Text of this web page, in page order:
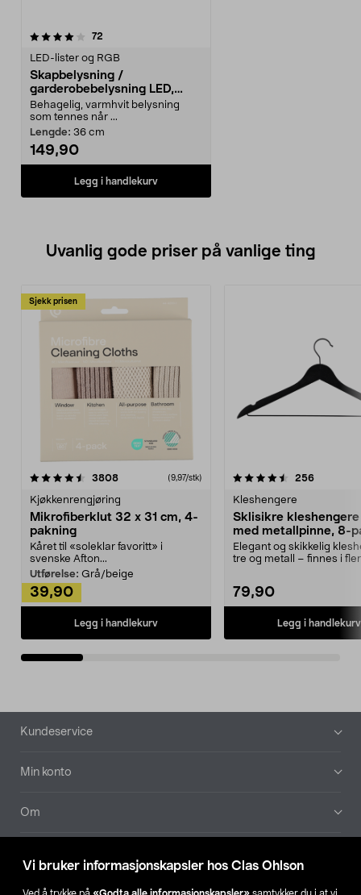
Vi bruker informasjonskapsler hos Clas Ohlson
72
LED-lister og RGB
Skapbelysning /
garderobebelysning LED,
med sensor
Behagelig, varmhvit belysning
som tennes når ...
Lengde: 36 cm
149,90
Legg i handlekurv
Uvanlig gode priser på vanlige ting
Sjekk prisen
3808anmeldelser(9,97/stk)
Kjøkkenrengjøring
Mikrofiberklut 32 x 31 cm, 4-
pakning
Kåret til «soleklar favoritt» i
svenske Afton...
Utførelse: Grå/beige
39,90
Legg i handlekurv
4.5av 5 stjerner 256
Kleshengere
Sklisikre
med metallpinne, 8-
Elegant og skikkelig
tre og metall – finnes i
79,90
Legg i handlekurv
4.5av 5 stjerner
Bunntekst
Kundeservice
Min konto
Om